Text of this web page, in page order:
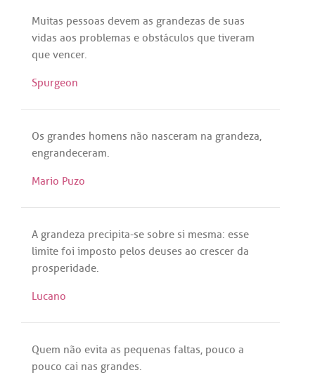
Muitas pessoas devem as grandezas de suas
vidas aos problemas e obstáculos que tiveram
que vencer.
Spurgeon
Os grandes homens não nasceram na grandeza,
engrandeceram.
Mario Puzo
A grandeza precipita-se sobre si mesma: esse
limite foi imposto pelos deuses ao crescer da
prosperidade.
Lucano
Quem não evita as pequenas faltas, pouco a
pouco cai nas grandes.